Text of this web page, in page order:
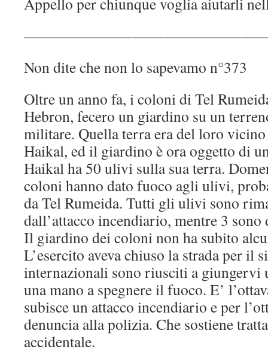
Non dite che non lo sapevamo n°373
Oltre un anno fa, i coloni di Tel
Hebron, fecero un giardino su un
militare. Quella terra era del loro
Haikal, ed il giardino è ora oggetto di
Haikal ha 50 ulivi sulla sua terra.
coloni hanno dato fuoco agli ulivi,
da Tel Rumeida. Tutti gli ulivi sono
dall’attacco incendiario, mentre 3
Il giardino dei coloni non ha subito
L’esercito aveva chiuso la strada per il
internazionali sono riusciti a giungervi
una mano a spegnere il fuoco. E’
subisce un attacco incendiario e per
denuncia alla polizia. Che sostiene
accidentale.